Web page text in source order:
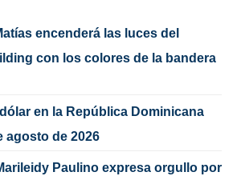
encenderá las luces del
con los colores de la bandera
en la República Dominicana
agosto de 2026
Paulino expresa orgullo por